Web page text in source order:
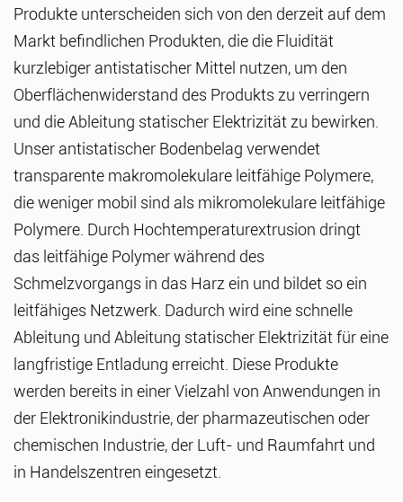
Produkte unterscheiden sich von den derzeit auf dem
Markt befindlichen Produkten, die die Fluidität
kurzlebiger antistatischer Mittel nutzen, um den
Oberflächenwiderstand des Produkts zu verringern
und die Ableitung statischer Elektrizität zu bewirken.
Unser antistatischer Bodenbelag verwendet
transparente makromolekulare leitfähige Polymere,
die weniger mobil sind als mikromolekulare leitfähige
Polymere. Durch Hochtemperaturextrusion dringt
das leitfähige Polymer während des
Schmelzvorgangs in das Harz ein und bildet so ein
leitfähiges Netzwerk. Dadurch wird eine schnelle
Ableitung und Ableitung statischer Elektrizität für eine
langfristige Entladung erreicht. Diese Produkte
werden bereits in einer Vielzahl von Anwendungen in
der Elektronikindustrie, der pharmazeutischen oder
chemischen Industrie, der Luft- und Raumfahrt und
in Handelszentren eingesetzt.